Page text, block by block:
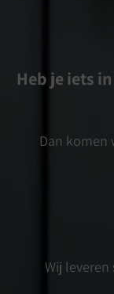
Heb je iets
Dan komen
Wij leveren